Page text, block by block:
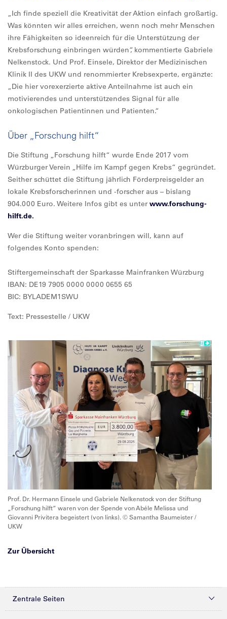
„Ich finde speziell die Kreativität der Aktion einfach großartig.
Was könnten wir alles erreichen, wenn noch mehr Menschen
ihre Fähigkeiten so ideenreich für die Unterstützung der
Krebsforschung einbringen würden“, kommentierte Gabriele
Nelkenstock. Und Prof. Einsele, Direktor der Medizinischen
Klinik II des UKW und renommierter Krebsexperte, ergänzte:
„Die hier vorexerzierte aktive Anteilnahme ist auch ein
motivierendes und unterstützendes Signal für alle
onkologischen Patientinnen und Patienten.“
Über „Forschung hilft“
Die Stiftung „Forschung hilft“ wurde Ende 2017 vom
Würzburger Verein „Hilfe im Kampf gegen Krebs“ gegründet.
Seither schüttet die Stiftung jährlich Förderpreisgelder an
lokale Krebsforscherinnen und -forscher aus – bislang
904.000 Euro. Weitere Infos gibt es unterwww.forschung-
hilft.de.
Wer die Stiftung weiter voranbringen will, kann auf
folgendes Konto spenden:
Stiftergemeinschaft der Sparkasse Mainfranken Würzburg
IBAN: DE19 7905 0000 0000 0655 65
BIC: BYLADEM1SWU
Text: Pressestelle / UKW
Prof. Dr. Hermann Einsele und Gabriele Nelkenstock von der Stiftung
„Forschung hilft“ waren von der Spende von Abéle Melissa und
Giovanni Privitera begeistert (von links). © Samantha Baumeister /
UKW
Zur Übersicht
Zentrale Seiten